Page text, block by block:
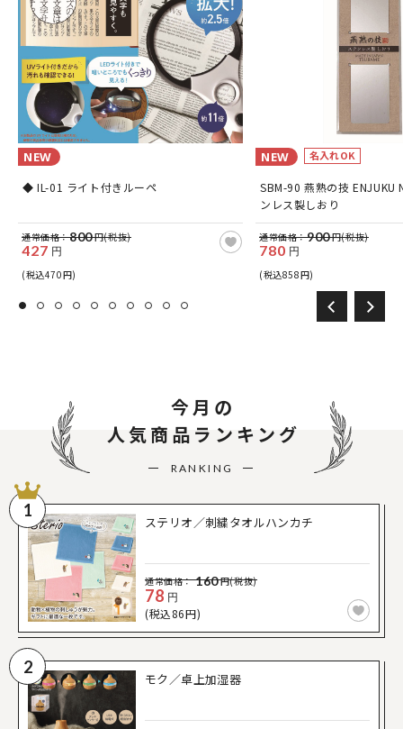
NEW
◆ IL-01 ライト付きルーペ
通常価格：800円(税抜)
427 円
(税込470円)
NEW 名入れOK
SBM-90 燕熟の技 ENJUKU
ンレス製しおり
通常価格：900円(税抜)
780 円
(税込858円)
今月の
人気商品ランキング
RANKING
1
ステリオ／刺繍タオルハンカチ
通常価格： 160円(税抜)
78 円
(税込86円)
2
モク／卓上加湿器